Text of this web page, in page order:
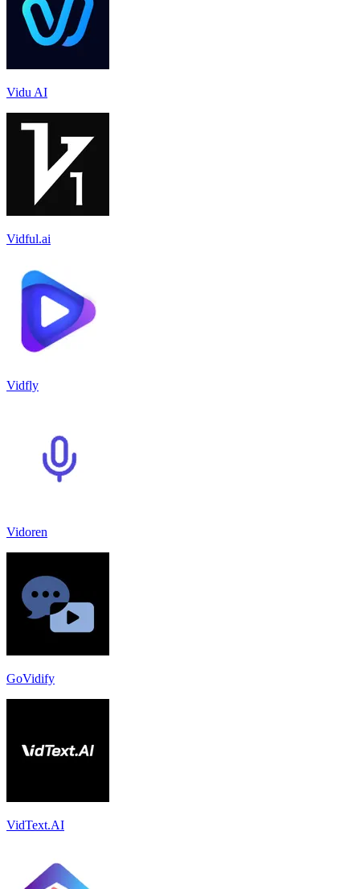
Vidu AI
Vidful.ai
Vidfly
Vidoren
GoVidify
VidText.AI